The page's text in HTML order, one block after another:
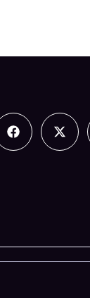
FacebookX-
twitter